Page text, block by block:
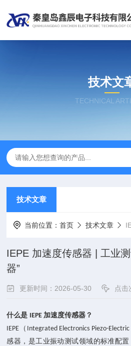
技术文
TECHNICAL
技术文章
当前位置：首页 技术文章
IEPE 加速度传感器 | 工业
器”
更新时间：2026-05-30 点击
什么是 IEPE加速度传感器？
IEPE （ Integrated Electronics Piezo-Electric
感器，是工业振动测试领域的标准配